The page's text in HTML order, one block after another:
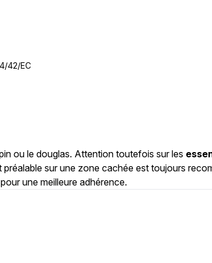
42/EC
ou le douglas. Attention toutefois sur les
sur une zone cachée est toujours
une meilleure adhérence.